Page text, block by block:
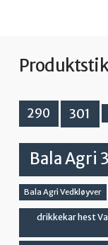
290 301
Bala Agri
Bala Agri Vedkløyver
drikkekar hest